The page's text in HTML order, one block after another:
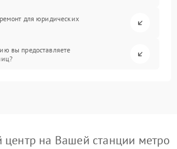
для юридических
вы предоставляете
на Вашей станции метро